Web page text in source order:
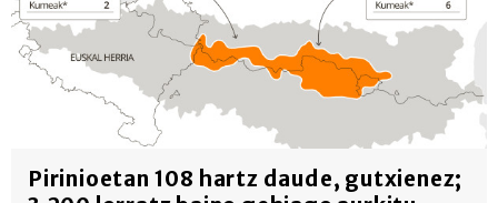
Pirinioetan 108 hartz daude, gutxienez;